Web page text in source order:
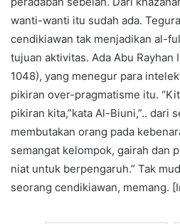
wanti-wanti itu sudah ada.
cendikiawan tak menjadikan al-
tujuan aktivitas. Ada Abu
1048), yang menegur para
pikiran over-pragmatisme itu.
pikiran kita,”kata Al-Biuni,”.. dari
membutakan orang pada
semangat kelompok, gairah dan
niat untuk berpengaruh.” Tak
seorang cendikiawan, memang.